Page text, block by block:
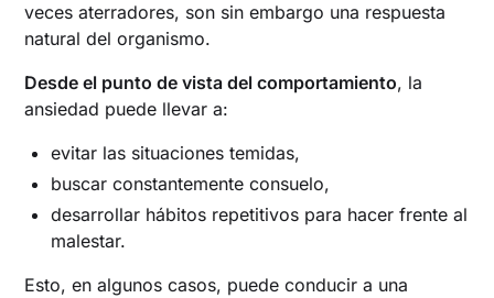
veces aterradores, son sin embargo una respuesta
natural del organismo.
Desde el punto de vista del comportamiento, la
ansiedad puede llevar a:
evitar las situaciones temidas,
buscar constantemente consuelo,
desarrollar hábitos repetitivos para hacer frente al
malestar.
Esto, en algunos casos, puede conducir a una